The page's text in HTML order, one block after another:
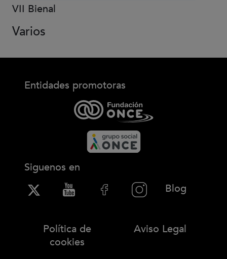
VII Bienal
Varios
Entidades promotoras
Siguenos en
Blog
Política de
cookies
Aviso Legal